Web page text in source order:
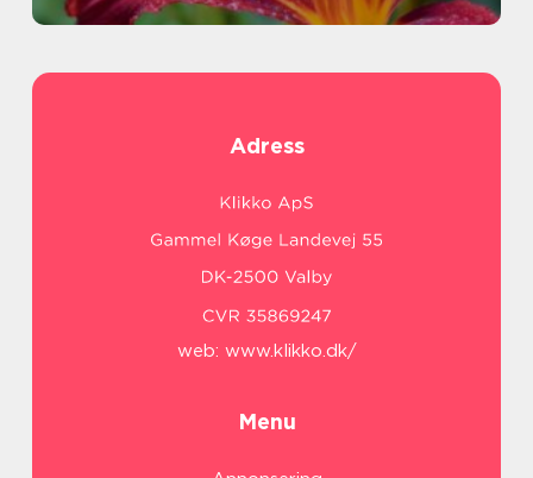
Adress
web: www.klikko.dk/
Menu